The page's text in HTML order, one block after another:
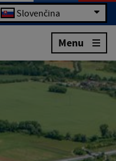
Slovenčina
Menu